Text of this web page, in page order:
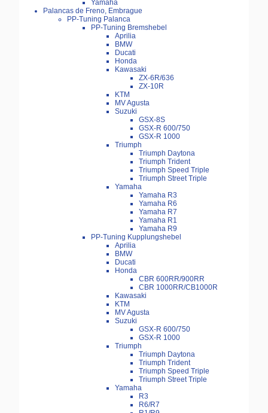
Yamaha
Palancas de Freno, Embrague
PP-Tuning Palanca
PP-Tuning Bremshebel
Aprilia
BMW
Ducati
Honda
Kawasaki
ZX-6R/636
ZX-10R
KTM
MV Agusta
Suzuki
GSX-8S
GSX-R 600/750
GSX-R 1000
Triumph
Triumph Daytona
Triumph Trident
Triumph Speed Triple
Triumph Street Triple
Yamaha
Yamaha R3
Yamaha R6
Yamaha R7
Yamaha R1
Yamaha R9
PP-Tuning Kupplungshebel
Aprilia
BMW
Ducati
Honda
CBR 600RR/900RR
CBR 1000RR/CB1000R
Kawasaki
KTM
MV Agusta
Suzuki
GSX-R 600/750
GSX-R 1000
Triumph
Triumph Daytona
Triumph Trident
Triumph Speed Triple
Triumph Street Triple
Yamaha
R3
R6/R7